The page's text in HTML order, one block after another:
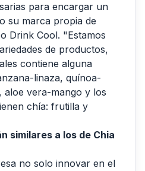
para encargar un
su marca propia de
Drink Cool. "Estamos
de productos,
contiene alguna
linaza, quínoa-
aloe vera-mango y los
chía: frutilla y
similares a los de Chia
no solo innovar en el